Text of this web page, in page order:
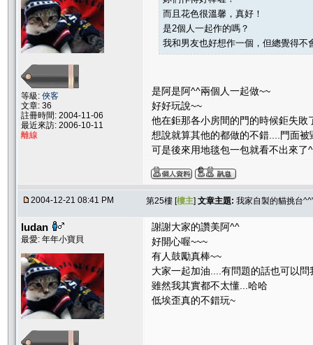
等級: 俠客
文章: 36
註冊時間: 2004-11-06
最近來訪: 2006-10-11
離線
而且花色很溫馨，真好！
是2個人一起作的嗎？
我和男友也好想作一個，但總覺得不
是阿是阿^^兩個人一起做~~
好好玩說~~
他在鉅那各小房間的門的時候鉅失
想說就算其他的都做的不錯....門面被
可是後來用地毯包一包就看不出來了
2004-12-21 08:41 PM 第25樓 [樓主] 文章主題: 我家自製的貓挑台
ludan
最愛: 年年小寶貝
謝謝大家的讚美阿^^
好開心喔~~~
有人鼓勵真棒~~
大家一起加油....有問題的話也可以問
雖然我其實都不太懂...哈哈
低埃歪真的不錯玩~